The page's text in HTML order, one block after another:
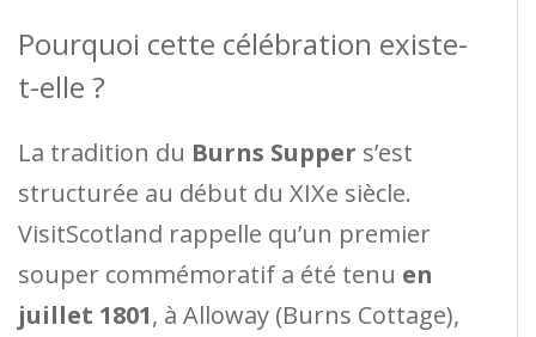
Pourquoi cette célébration existe-
t-elle ?
La tradition du Burns Supper s’est
structurée au début du XIXe siècle.
VisitScotland rappelle qu’un premier
souper commémoratif a été tenu en
juillet 1801, à Alloway (Burns Cottage),